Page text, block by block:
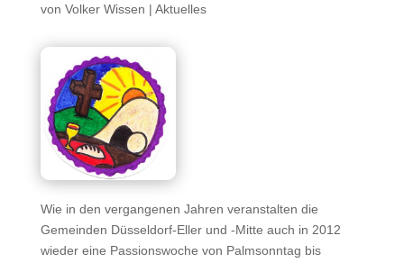
von Volker Wissen | Aktuelles
Wie in den vergangenen Jahren veranstalten die
Gemeinden Düsseldorf-Eller und -Mitte auch in 2012
wieder eine Passionswoche von Palmsonntag bis